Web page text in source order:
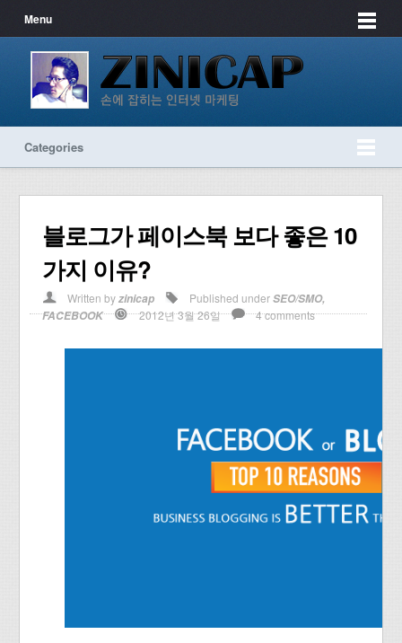
Menu
Categories
블로그가 페이스북 보다 좋은 10
가지 이유?
Written byzinicap Published underSEO/SMO,
FACEBOOK
2012년 3월 26일 4 comments